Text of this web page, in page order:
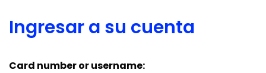
Ingresar a su cuenta
Card number or username: